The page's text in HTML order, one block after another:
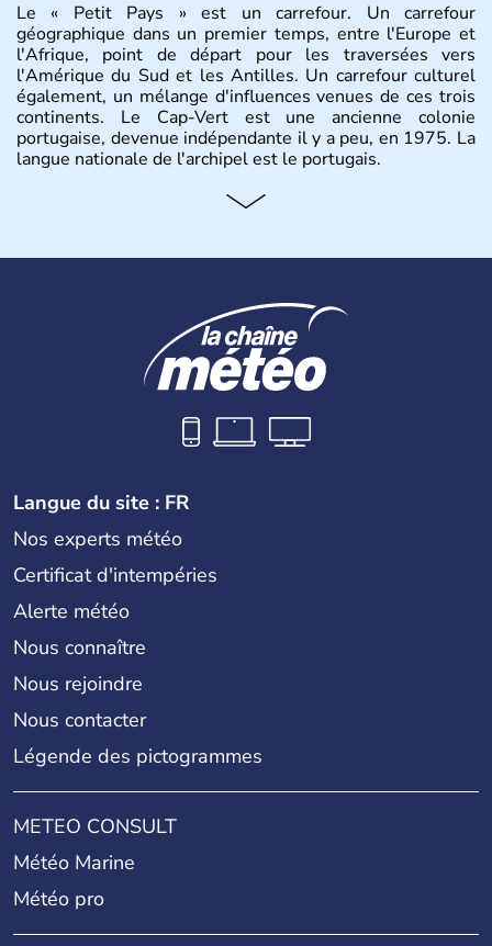
Le « Petit Pays » est un carrefour. Un carrefour
géographique dans un premier temps, entre l'Europe et
l'Afrique, point de départ pour les traversées vers
l'Amérique du Sud et les Antilles. Un carrefour culturel
également, un mélange d'influences venues de ces trois
continents. Le Cap-Vert est une ancienne colonie
portugaise, devenue indépendante il y a peu, en 1975. La
langue nationale de l'archipel est le portugais.
Langue du site : FR
Nos experts météo
Certificat d'intempéries
Alerte météo
Nous connaître
Nous rejoindre
Nous contacter
Légende des pictogrammes
METEO CONSULT
Météo Marine
Météo pro